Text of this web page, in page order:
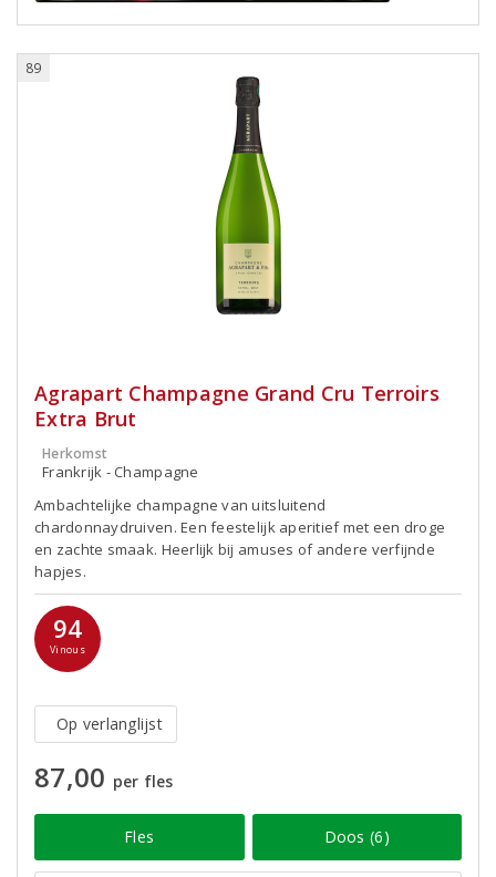
89
Agrapart Champagne Grand Cru Terroirs
Extra Brut
Herkomst
Frankrijk - Champagne
Ambachtelijke champagne van uitsluitend
chardonnaydruiven. Een feestelijk aperitief met een droge
en zachte smaak. Heerlijk bij amuses of andere verfijnde
hapjes.
94
Vinous
Op verlanglijst
87,00 per fles
Fles Doos (6)